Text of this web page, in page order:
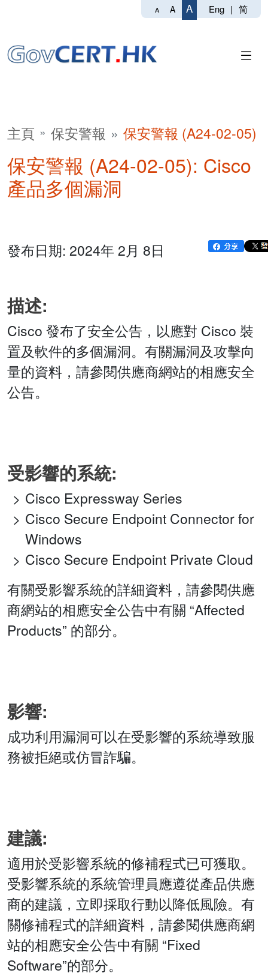
A A A Eng | 简
主頁 保安警報 保安警報 (A24-02-05)
保安警報 (A24-02-05): Cisco
產品多個漏洞
發布日期: 2024年 2月 8日
描述:
Cisco 發布了安全公告，以應對 Cisco 裝
置及軟件的多個漏洞。有關漏洞及攻擊向
量的資料，請參閱供應商網站的相應安全
公告。
受影響的系統:
Cisco Expressway Series
Cisco Secure Endpoint Connector for
Windows
Cisco Secure Endpoint Private Cloud
有關受影響系統的詳細資料，請參閱供應
商網站的相應安全公告中有關 “Affected
Products” 的部分。
影響:
成功利用漏洞可以在受影響的系統導致服
務被拒絕或仿冒詐騙。
建議:
適用於受影響系統的修補程式已可獲取。
受影響系統的系統管理員應遵從產品供應
商的建議，立即採取行動以降低風險。有
關修補程式的詳細資料，請參閱供應商網
站的相應安全公告中有關 “Fixed
Software”的部分。